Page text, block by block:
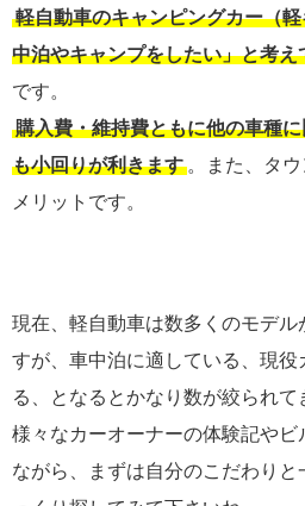
軽自動車のキャンピングカー（
中泊やキャンプをしたい」と考え
です。
購入費・維持費ともに他の車種
も小回りが利きます 。また、タ
メリットです。
現在、軽自動車は数多くのモデ
すが、車中泊に適している、現
る、となるとかなり数が絞られて
様々なカーオーナーの体験記や
ながら、まずは自分のこだわり